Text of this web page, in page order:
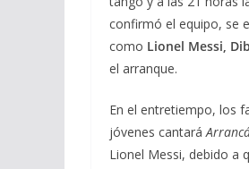
confirmó el equipo, se
como Lionel Messi,
el arranque.
En el entretiempo, los
jóvenes cantará
Lionel Messi, debido a